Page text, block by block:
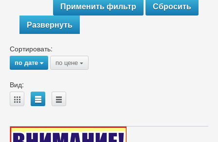
Развернуть
Сортировать:
по дате{ по цене {
Вид:
A B C